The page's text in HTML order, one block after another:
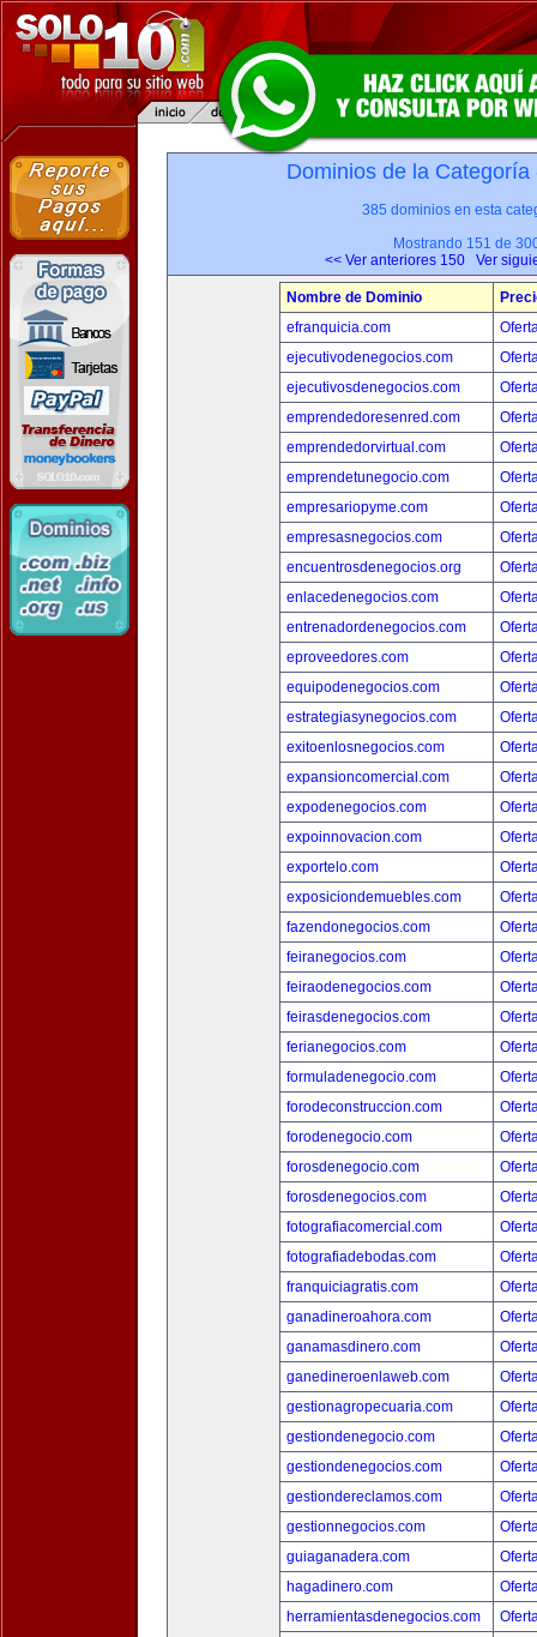
Dominios de la
385 dominios en esta
Mostrando 151 de
<< Ver anteriores 150
Ver
Nombre de Dominio
efranquicia.com
ejecutivodenegocios.com
ejecutivosdenegocios.com
emprendedoresenred.com
emprendedorvirtual.com
emprendetunegocio.com
empresariopyme.com
empresasnegocios.com
encuentrosdenegocios.org
enlacedenegocios.com
entrenadordenegocios.com
eproveedores.com
equipodenegocios.com
estrategiasynegocios.com
exitoenlosnegocios.com
expansioncomercial.com
expodenegocios.com
expoinnovacion.com
exportelo.com
exposiciondemuebles.com
fazendonegocios.com
feiranegocios.com
feiraodenegocios.com
feirasdenegocios.com
ferianegocios.com
formuladenegocio.com
forodeconstruccion.com
forodenegocio.com
forosdenegocio.com
forosdenegocios.com
fotografiacomercial.com
fotografiadebodas.com
franquiciagratis.com
ganadineroahora.com
ganamasdinero.com
ganedineroenlaweb.com
gestionagropecuaria.com
gestiondenegocio.com
gestiondenegocios.com
gestiondereclamos.com
gestionnegocios.com
guiaganadera.com
hagadinero.com
herramientasdenegocios.com